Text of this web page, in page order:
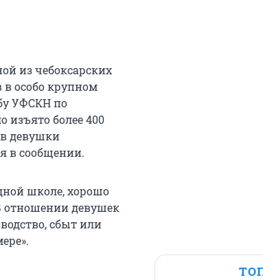
из чебоксарских
особо крупном
УФСКН по
изъято более 400
девушки
в сообщении.
школе, хорошо
отношении девушек
сбыт или